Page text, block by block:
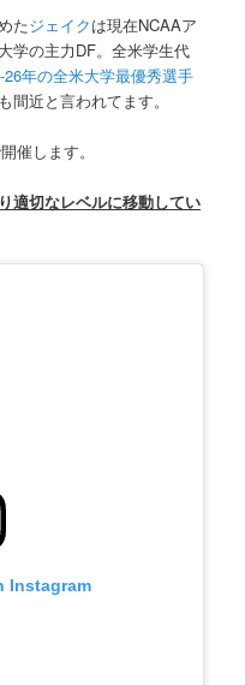
たジェイクは現在NCAAア
学の主力DF。全米学生代
26年の全米大学最優秀選手
間近と言われてます。
催します。
適切なレベルに移動してい
Instagram